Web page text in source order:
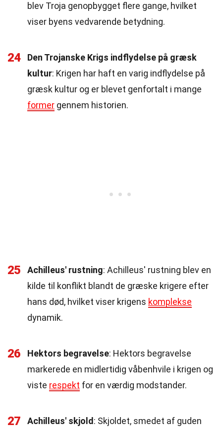
blev Troja genopbygget flere gange, hvilket
viser byens vedvarende betydning.
24
Den Trojanske Krigs indflydelse på græsk
kultur: Krigen har haft en varig indflydelse på
græsk kultur og er blevet genfortalt i mange
former gennem historien.
25 Achilleus' rustning: Achilleus' rustning blev en
kilde til konflikt blandt de græske krigere efter
hans død, hvilket viser krigens komplekse
dynamik.
26 Hektors begravelse: Hektors begravelse
markerede en midlertidig våbenhvile i krigen og
viste respekt for en værdig modstander.
27 Achilleus' skjold : Skjoldet, smedet af guden